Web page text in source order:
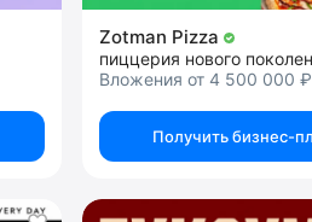
Zotman Pizza
пиццерия нового
Вложения от 4 500 000 ₽
Получить бизнес-